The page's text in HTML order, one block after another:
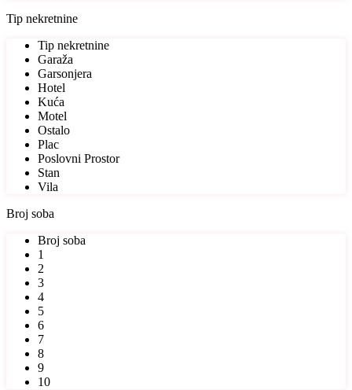
Tip nekretnine
Tip nekretnine
Garaža
Garsonjera
Hotel
Kuća
Motel
Ostalo
Plac
Poslovni Prostor
Stan
Vila
Broj soba
Broj soba
1
2
3
4
5
6
7
8
9
10